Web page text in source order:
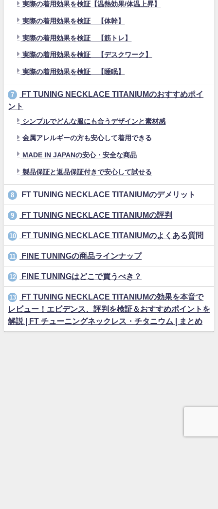
実際の着用効果を検証【温熱効果/体温上昇】
実際の着用効果を検証 【体幹】
実際の着用効果を検証 【筋トレ】
実際の着用効果を検証 【デスクワーク】
実際の着用効果を検証 【睡眠】
7
FT TUNING NECKLACE TITANIUMのおすすめポイ
ント
シンプルでどんな服にも合うデザインと素材感
金属アレルギーの方も安心して着用できる
MADE IN JAPANの安心・安全な商品
製品保証と返品保証付きで安心して試せる
8 FT TUNING NECKLACE TITANIUMのデメリット
9 FT TUNING NECKLACE TITANIUMの評判
10 FT TUNING NECKLACE TITANIUMのよくある質問
11 FINE TUNINGの商品ラインナップ
12 FINE TUNINGはどこで買うべき？
13
FT TUNING NECKLACE TITANIUMの効果を本音で
レビュー！エビデンス、評判を検証＆おすすめポイントを
解説 | FT チューニングネックレス・チタニウム | まとめ